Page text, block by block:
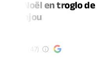
de Noël en troglo de
en-Anjou
(47)